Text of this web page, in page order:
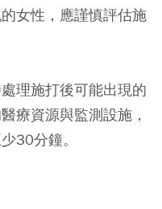
女性，應謹慎評估施
理施打後可能出現的
療資源與監測設施，
30分鐘。